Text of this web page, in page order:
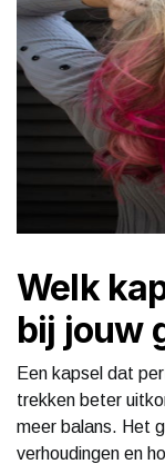
Welk
bij jouw
Een kapsel dat
trekken beter
meer balans. Het
verhoudingen en